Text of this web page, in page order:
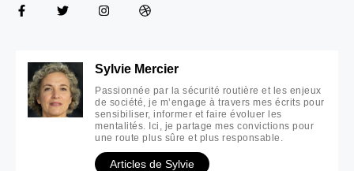
Sylvie Mercier
Passionnée par la sécurité routière et les enjeux
de société, je m’engage à travers mes écrits pour
sensibiliser, informer et faire évoluer les
mentalités. Ici, je partage mes convictions pour
une route plus sûre et plus responsable.
Articles de Sylvie